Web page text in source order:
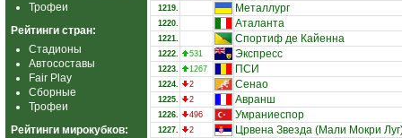
Трофеи
Рейтинги стран:
Стадионы
Автосоставы
Fair Play
Сборные
Трофеи
Рейтинги мирокубков:
1219. Металлург
1220. Аталанта
1221. Спортиф де Кайенна
1222. 531 Экспресс
1223. 1267 ПСИ
1224. 2 Сенао
1225. 2 Авранш
1226. 496 Умраниеспор
1227. 2 Црвена Звезда (Мали Мокри